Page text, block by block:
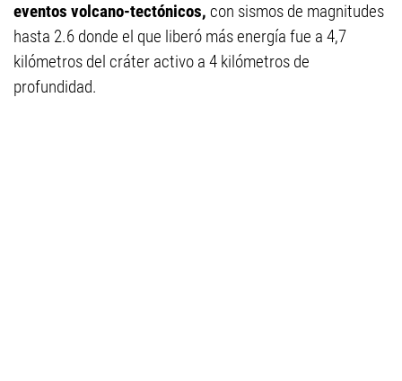
eventos volcano-tectónicos, con sismos de magnitudes
hasta 2.6 donde el que liberó más energía fue a 4,7
kilómetros del cráter activo a 4 kilómetros de
profundidad.